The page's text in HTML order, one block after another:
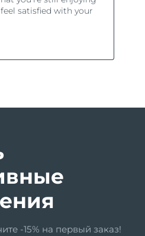
-15% на первый заказ!